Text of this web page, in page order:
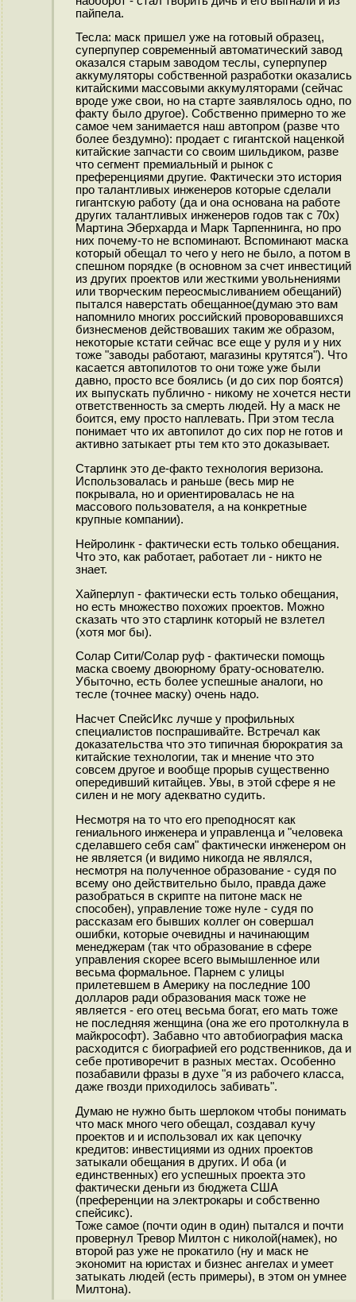
пайпела.
Тесла: маск пришел уже на готовый образец,
суперпупер современный автоматический завод
оказался старым заводом теслы, суперпупер
аккумуляторы собственной разработки оказались
китайскими массовыми аккумуляторами (сейчас
вроде уже свои, но на старте заявлялось одно, по
факту было другое). Собственно примерно то же
самое чем занимается наш автопром (разве что
более бездумно): продает с гигантской наценкой
китайские запчасти со своим шильдиком, разве
что сегмент премиальный и рынок с
преференциями другие. Фактически это история
про талантливых инженеров которые сделали
гигантскую работу (да и она основана на работе
других талантливых инженеров годов так с 70х)
Мартина Эберхарда и Марк Тарпеннинга, но про
них почему-то не вспоминают. Вспоминают маска
который обещал то чего у него не было, а потом в
спешном порядке (в основном за счет инвестиций
из других проектов или жесткими увольнениями
или творческим переосмысливанием обещаний)
пытался наверстать обещанное(думаю это вам
напомнило многих российский проворовавшихся
бизнесменов действоваших таким же образом,
некоторые кстати сейчас все еще у руля и у них
тоже "заводы работают, магазины крутятся"). Что
касается автопилотов то они тоже уже были
давно, просто все боялись (и до сих пор боятся)
их выпускать публично - никому не хочется нести
ответственность за смерть людей. Ну а маск не
боится, ему просто наплевать. При этом тесла
понимает что их автопилот до сих пор не готов и
активно затыкает рты тем кто это доказывает.
Старлинк это де-факто технология веризона.
Использовалась и раньше (весь мир не
покрывала, но и ориентировалась не на
массового пользователя, а на конкретные
крупные компании).
Нейролинк - фактически есть только обещания.
Что это, как работает, работает ли - никто не
знает.
Хайперлуп - фактически есть только обещания,
но есть множество похожих проектов. Можно
сказать что это старлинк который не взлетел
(хотя мог бы).
Солар Сити/Солар руф - фактически помощь
маска своему двоюрному брату-основателю.
Убыточно, есть более успешные аналоги, но
тесле (точнее маску) очень надо.
Насчет СпейсИкс лучше у профильных
специалистов поспрашивайте. Встречал как
доказательства что это типичная бюрократия за
китайские технологии, так и мнение что это
совсем другое и вообще прорыв существенно
опередивший китайцев. Увы, в этой сфере я не
силен и не могу адекватно судить.
Несмотря на то что его преподносят как
гениального инженера и управленца и "человека
сделавшего себя сам" фактически инженером он
не является (и видимо никогда не являлся,
несмотря на полученное образование - судя по
всему оно действительно было, правда даже
разобраться в скрипте на питоне маск не
способен), управление тоже нуле - судя по
рассказам его бывших коллег он совершал
ошибки, которые очевидны и начинающим
менеджерам (так что образование в сфере
управления скорее всего вымышленное или
весьма формальное. Парнем с улицы
прилетевшем в Америку на последние 100
долларов ради образования маск тоже не
является - его отец весьма богат, его мать тоже
не последняя женщина (она же его протолкнула в
майкрософт). Забавно что автобиография маска
расходится с биографией его родственников, да и
себе противоречит в разных местах. Особенно
позабавили фразы в духе "я из рабочего класса,
даже гвозди приходилось забивать".
Думаю не нужно быть шерлоком чтобы понимать
что маск много чего обещал, создавал кучу
проектов и и использовал их как цепочку
кредитов: инвестициями из одних проектов
затыкали обещания в других. И оба (и
единственных) его успешных проекта это
фактически деньги из бюджета США
(преференции на электрокары и собственно
спейсикс).
Тоже самое (почти один в один) пытался и почти
провернул Тревор Милтон с николой(намек), но
второй раз уже не прокатило (ну и маск не
экономит на юристах и бизнес ангелах и умеет
затыкать людей (есть примеры), в этом он умнее
Милтона).